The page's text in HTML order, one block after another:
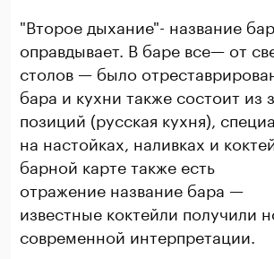
"Второе дыхание"- название
оправдывает. В баре все— от
столов — было
бара и кухни также состоит из
позиций (русская кухня),
на настойках, наливках и
барной карте также есть
отражение название бара —
известные коктейли получили
современной интерпретации.